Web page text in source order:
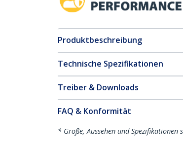
Produktbeschreibung
Technische Spezifikationen
Treiber & Downloads
FAQ & Konformität
* Größe, Aussehen und